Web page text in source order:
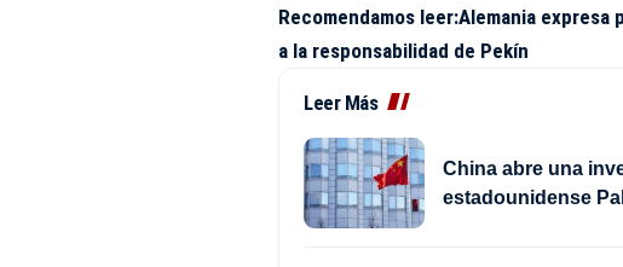
Recomendamos leer:Alemania expresa
a la responsabilidad de Pekín
Leer Más
China abre una
estadounidense